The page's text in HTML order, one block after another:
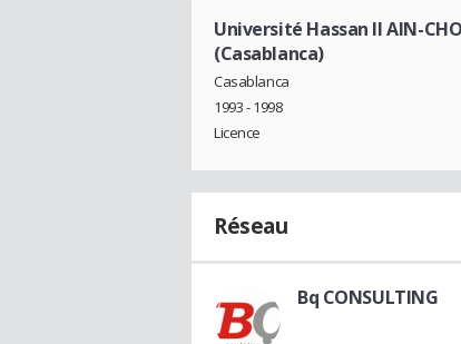
Université Hassan II AIN-
(Casablanca)
Casablanca
1993 - 1998
Licence
Réseau
Bq CONSULTING